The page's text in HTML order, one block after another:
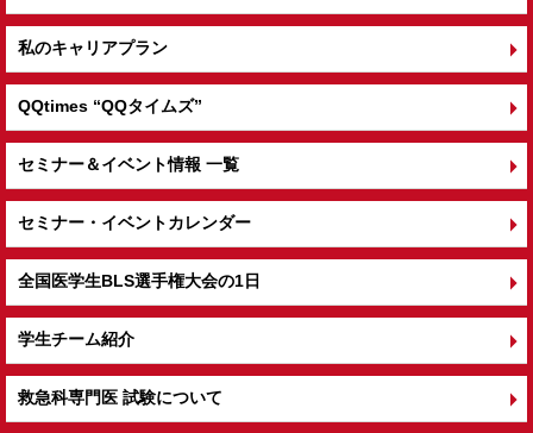
私のキャリアプラン
QQtimes “QQタイムズ”
セミナー＆イベント情報 一覧
セミナー・イベントカレンダー
全国医学生BLS選手権大会の1日
学生チーム紹介
救急科専門医 試験について